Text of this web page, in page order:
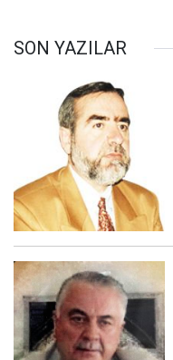
SON YAZILAR